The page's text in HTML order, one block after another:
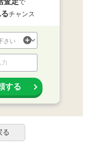
で
チャンス
する
る